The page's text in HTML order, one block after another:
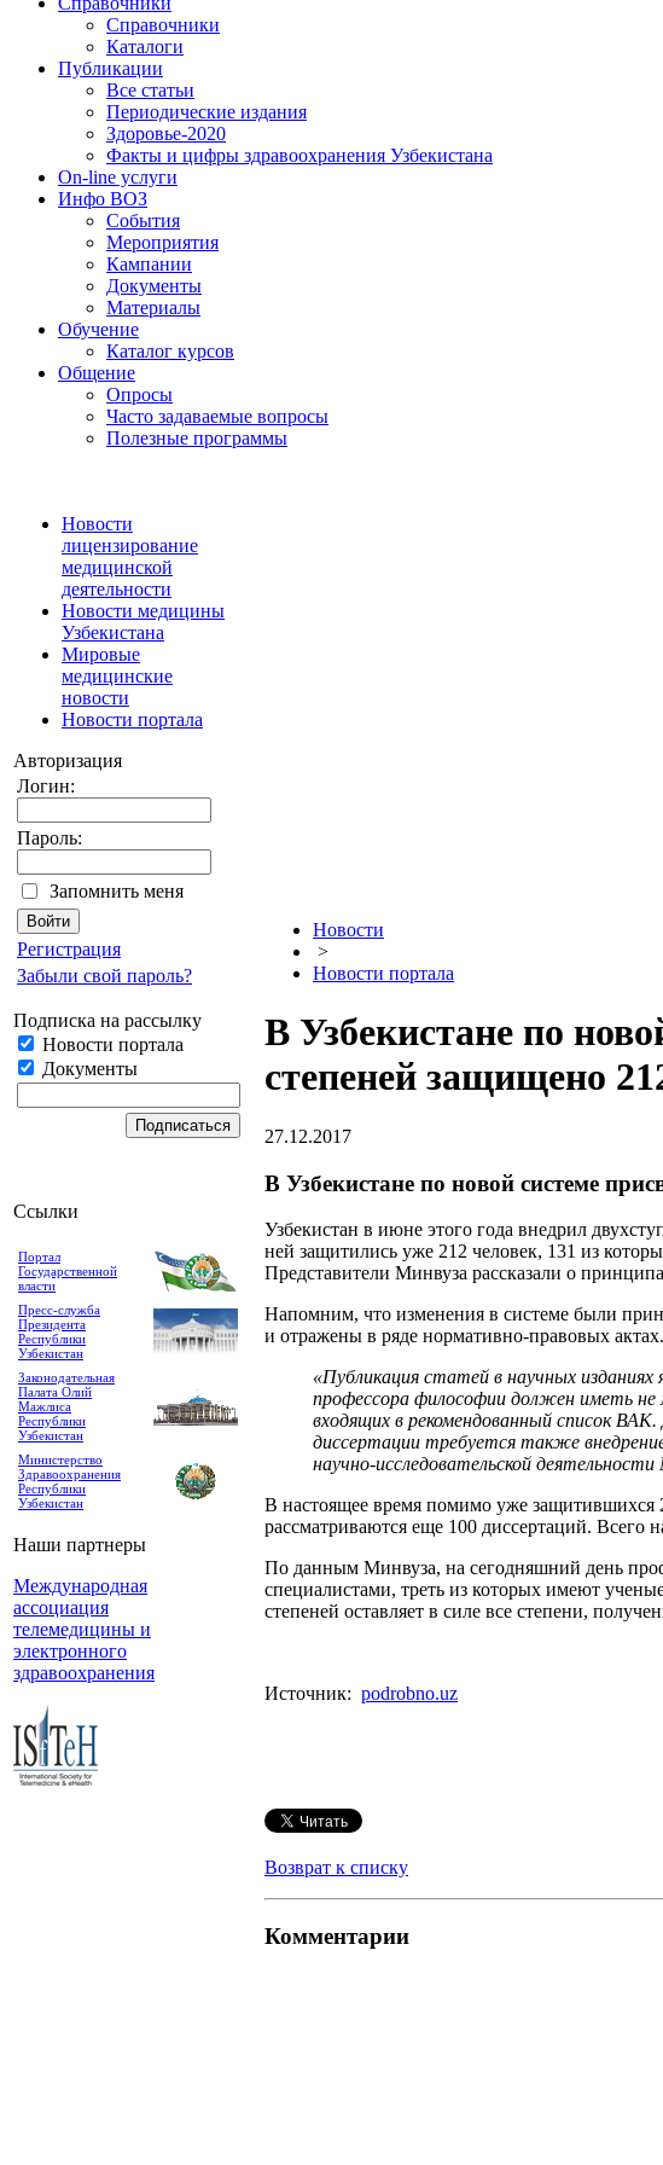
Справочники
Каталоги
Публикации
Все статьи
Периодические издания
Здоровье-2020
Факты и цифры здравоохранения Узбекистана
On-line услуги
Инфо ВОЗ
События
Мероприятия
Кампании
Документы
Материалы
Обучение
Каталог курсов
Общение
Опросы
Часто задаваемые вопросы
Полезные программы
Новости
лицензирование
медицинской
деятельности
Новости медицины
Узбекистана
Мировые
медицинские
новости
Новости портала
Авторизация
Логин:
Пароль:
Запомнить меня
Регистрация
Забыли свой пароль?
Подписка на рассылку
Новости портала
Документы
Ссылки
Портал
Государственной
власти
Пресс-служба
Президента
Республики
Узбекистан
Законодательная
Палата Олий
Мажлиса
Республики
Узбекистан
Министерство
Здравоохранения
Республики
Узбекистан
Наши партнеры
Международная
ассоциация
телемедицины и
электронного
здравоохранения
Новости
>
Новости портала
В Узбекистане по
степеней защищено
27.12.2017
В Узбекистане по новой системе
Узбекистан в июне этого года внедрил
ней защитились уже 212 человек, 131 из
Представители Минвуза рассказали о
Напомним, что изменения в системе были
и отражены в ряде нормативно-правовых актах.
«Публикация статей в научных
профессора философии должен иметь не
входящих в рекомендованный список
диссертации требуется также
научно-исследовательской
В настоящее время помимо уже
рассматриваются еще 100 диссертаций.
По данным Минвуза, на сегодняшний день
специалистами, треть из которых имеют
степеней оставляет в силе все степени,
Источник: podrobno.uz
Возврат к списку
Комментарии